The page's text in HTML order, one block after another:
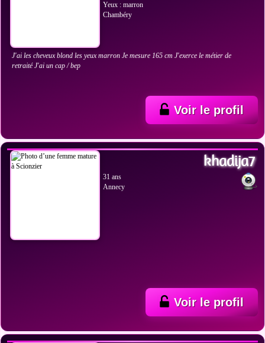
Yeux : marron
Chambéry
J'ai les cheveux blond les yeux marron Je mesure 165 cm J'exerce le métier de
retraité J'ai un cap / bep
Voir le profil
khadija7
31 ans
Annecy
Voir le profil
VOIR LES PHOTOS